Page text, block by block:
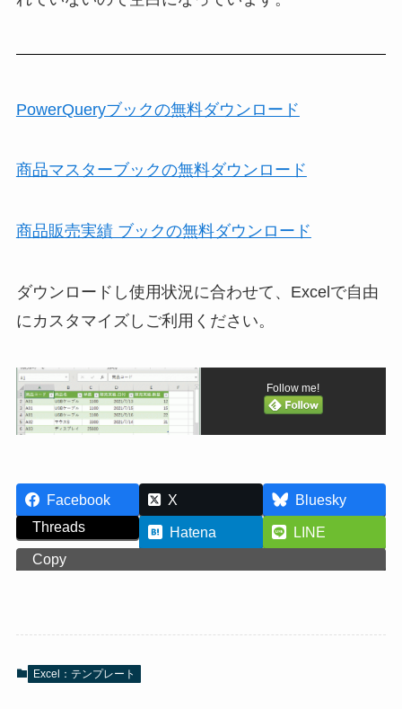
PowerQueryブックの無料ダウンロード
商品マスターブックの無料ダウンロード
商品販売実績 ブックの無料ダウンロード
ダウンロードし使用状況に合わせて、Excelで自由
にカスタマイズしご利用ください。
Follow me!
Facebook X
Bluesky
Threads
Hatena
LINE
Copy
Excel：テンプレート